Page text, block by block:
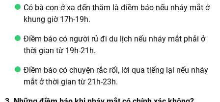
Có bà con ở xa đến thăm là điềm báo nếu nháy mắt ở
khung giờ 17h-19h.
Điềm báo có người rủ đi du lịch nếu nháy mắt phải ở
thời gian từ 19h-21h.
Điềm báo có chuyện rắc rối, lời qua tiếng lại nếu nháy
mắt ở thời gian từ 21h-23h.